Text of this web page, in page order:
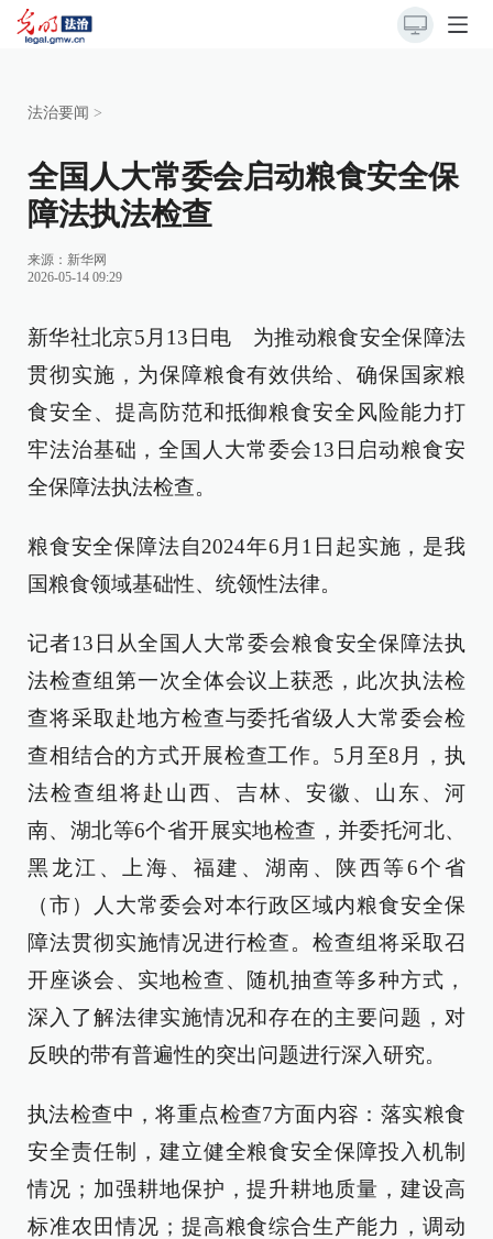
法治要闻 >
全国人大常委会启动粮食安全保
障法执法检查
来源： 新华网
2026-05-14 09:29
新华社北京5月13日电 为推动粮食安全保障法
贯彻实施，为保障粮食有效供给、确保国家粮
食安全、提高防范和抵御粮食安全风险能力打
牢法治基础，全国人大常委会13日启动粮食安
全保障法执法检查。
粮食安全保障法自2024年6月1日起实施，是我
国粮食领域基础性、统领性法律。
记者13日从全国人大常委会粮食安全保障法执
法检查组第一次全体会议上获悉，此次执法检
查将采取赴地方检查与委托省级人大常委会检
查相结合的方式开展检查工作。5月至8月，执
法检查组将赴山西、吉林、安徽、山东、河
南、湖北等6个省开展实地检查，并委托河北、
黑龙江、上海、福建、湖南、陕西等6个省
（市）人大常委会对本行政区域内粮食安全保
障法贯彻实施情况进行检查。检查组将采取召
开座谈会、实地检查、随机抽查等多种方式，
深入了解法律实施情况和存在的主要问题，对
反映的带有普遍性的突出问题进行深入研究。
执法检查中，将重点检查7方面内容：落实粮食
安全责任制，建立健全粮食安全保障投入机制
情况；加强耕地保护，提升耕地质量，建设高
标准农田情况；提高粮食综合生产能力，调动